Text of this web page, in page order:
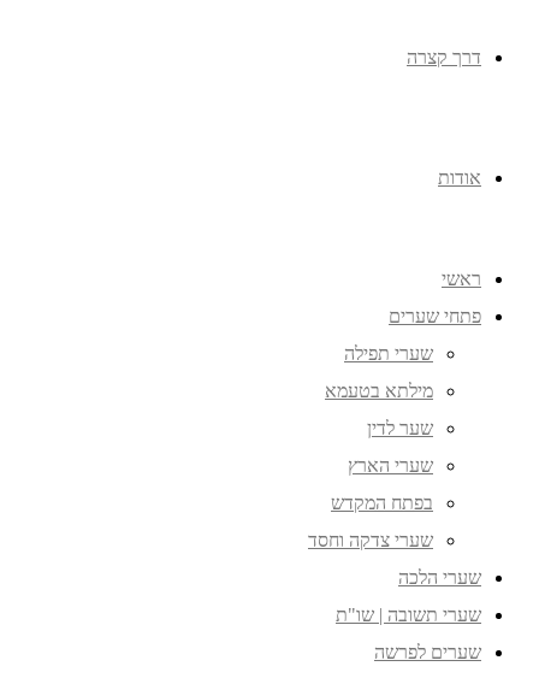
דרך קצרה
אודות
ראשי
פתחי שערים
שערי תפילה
מילתא בטעמא
שער לדין
שערי הארץ
בפתח המקדש
שערי צדקה וחסד
שערי הלכה
שערי תשובה | שו"ת
שערים לפרשה